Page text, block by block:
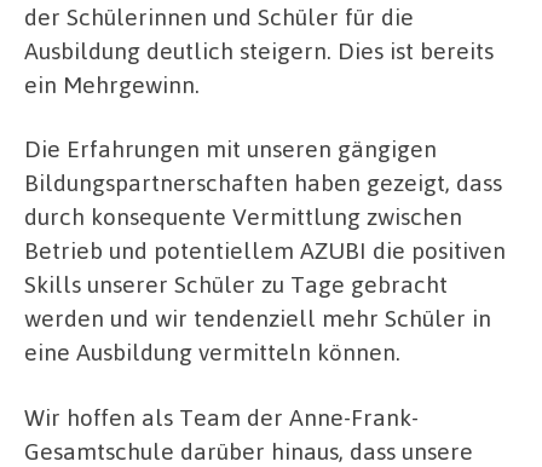
der Schülerinnen und Schüler für die
Ausbildung deutlich steigern. Dies ist bereits
ein Mehrgewinn.
Die Erfahrungen mit unseren gängigen
Bildungspartnerschaften haben gezeigt, dass
durch konsequente Vermittlung zwischen
Betrieb und potentiellem AZUBI die positiven
Skills unserer Schüler zu Tage gebracht
werden und wir tendenziell mehr Schüler in
eine Ausbildung vermitteln können.
Wir hoffen als Team der Anne-Frank-
Gesamtschule darüber hinaus, dass unsere